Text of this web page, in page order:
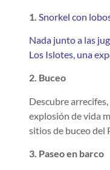
1. Snorkel con
Nada junto a las
Los Islotes, una
2. Buceo
Descubre
explosión de vida
sitios de buceo del
3. Paseo en barco